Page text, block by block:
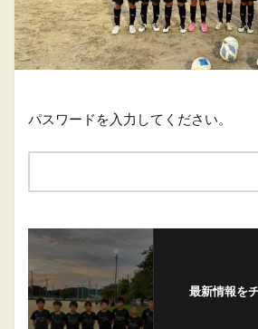
パスワードを入力してください。
最新情報を